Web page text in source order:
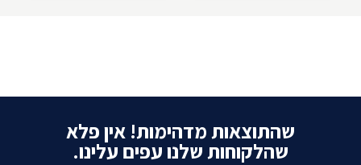
שהתוצאות מדהימות! אין פלא
שהלקוחות שלנו עפים עלינו.